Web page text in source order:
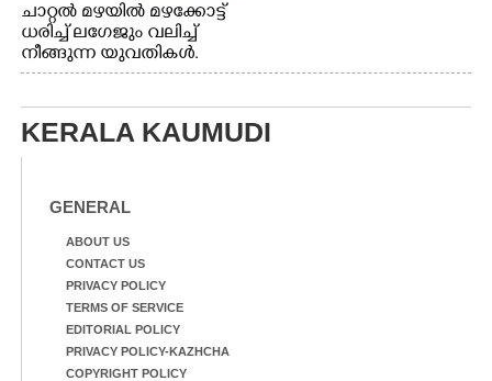
ചാറ്റൽ മഴയിൽ മഴക്കോട്ട്
ധരിച്ച് ലഗേജും വലിച്ച്
നീങ്ങുന്ന യുവതികൾ.
എറണാകുളം മേനകയിൽ
KERALA KAUMUDI
GENERAL
ABOUT US
CONTACT US
PRIVACY POLICY
TERMS OF SERVICE
EDITORIAL POLICY
PRIVACY POLICY-KAZHCHA
COPYRIGHT POLICY